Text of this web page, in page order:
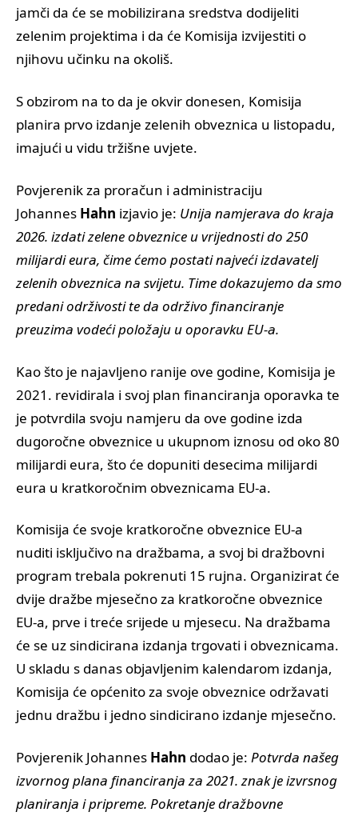
jamči da će se mobilizirana sredstva dodijeliti
zelenim projektima i da će Komisija izvijestiti o
njihovu učinku na okoliš.
S obzirom na to da je okvir donesen, Komisija
planira prvo izdanje zelenih obveznica u listopadu,
imajući u vidu tržišne uvjete.
Povjerenik za proračun i administraciju
Johannes Hahn izjavio je: Unija namjerava do kraja
2026. izdati zelene obveznice u vrijednosti do 250
milijardi eura, čime ćemo postati najveći izdavatelj
zelenih obveznica na svijetu. Time dokazujemo da smo
predani održivosti te da održivo financiranje
preuzima vodeći položaju u oporavku EU-a.
Kao što je najavljeno ranije ove godine, Komisija je
2021. revidirala i svoj plan financiranja oporavka te
je potvrdila svoju namjeru da ove godine izda
dugoročne obveznice u ukupnom iznosu od oko 80
milijardi eura, što će dopuniti desecima milijardi
eura u kratkoročnim obveznicama EU-a.
Komisija će svoje kratkoročne obveznice EU-a
nuditi isključivo na dražbama, a svoj bi dražbovni
program trebala pokrenuti 15 rujna. Organizirat će
dvije dražbe mjesečno za kratkoročne obveznice
EU-a, prve i treće srijede u mjesecu. Na dražbama
će se uz sindicirana izdanja trgovati i obveznicama.
U skladu s danas objavljenim kalendarom izdanja,
Komisija će općenito za svoje obveznice održavati
jednu dražbu i jedno sindicirano izdanje mjesečno.
Povjerenik Johannes Hahn dodao je: Potvrda našeg
izvornog plana financiranja za 2021. znak je izvrsnog
planiranja i pripreme. Pokretanje dražbovne